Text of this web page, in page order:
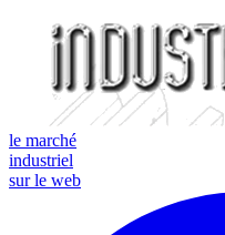
le marché
industriel
sur le web